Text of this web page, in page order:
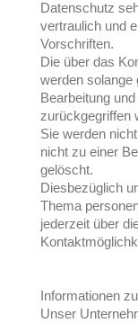
Datenschutz
vertraulich und
Vorschriften.
Die über das
werden solange
Bearbeitung
zurückgegriffen
Sie werden
nicht zu einer
gelöscht.
Diesbezüglich
Thema
jederzeit über
Informationen
Unser